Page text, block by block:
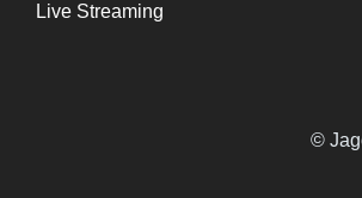
Live Streaming
©